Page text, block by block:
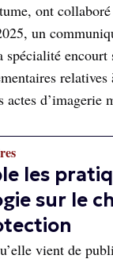
ont
un
spécialité
relatives
actes d’imagerie
les
sur le
vient de